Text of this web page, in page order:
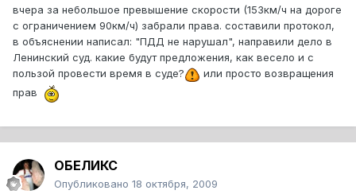
вчера за небольшое превышение скорости (153км/ч на дороге
с ограничением 90км/ч) забрали права. составили протокол,
в объяснении написал: "ПДД не нарушал", направили дело в
Ленинский суд. какие будут предложения, как весело и с
пользой провести время в суде?
или просто возвращения
прав
ОБЕЛИКС
Опубликовано 18 октября, 2009